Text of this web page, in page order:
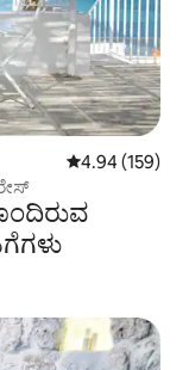
5 ರಲ್ಲಿ 4.94
4.94 (159)